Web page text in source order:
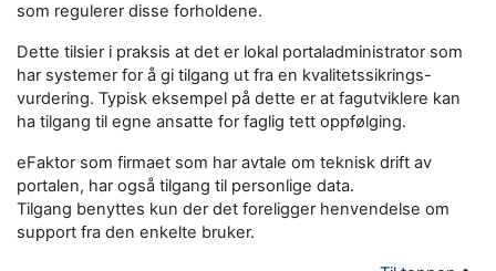
som regulerer disse forholdene.
Dette tilsier i praksis at det er lokal portaladministrator som
har systemer for å gi tilgang ut fra en kvalitetssikrings-
vurdering. Typisk eksempel på dette er at fagutviklere kan
ha tilgang til egne ansatte for faglig tett oppfølging.
eFaktor som firmaet som har avtale om teknisk drift av
portalen, har også tilgang til personlige data.
Tilgang benyttes kun der det foreligger henvendelse om
support fra den enkelte bruker.